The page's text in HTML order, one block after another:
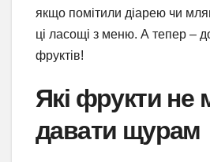
якщо помітили діарею чи
ці ласощі з меню. А тепер –
фруктів!
Які фрукти не
давати щурам